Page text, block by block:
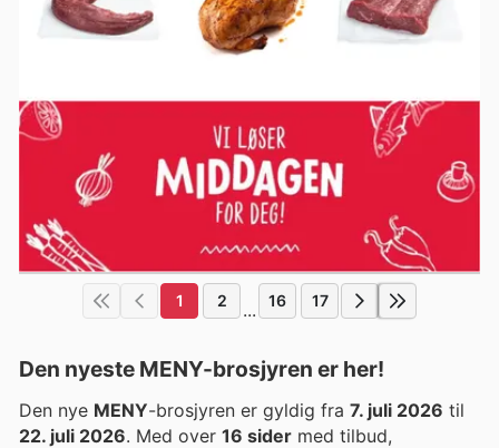
1 2 ... 16 17
Den nyeste MENY-brosjyren er her!
Den nye MENY-brosjyren er gyldig fra 7. juli 2026 til
22. juli 2026. Med over 16 sider med tilbud,